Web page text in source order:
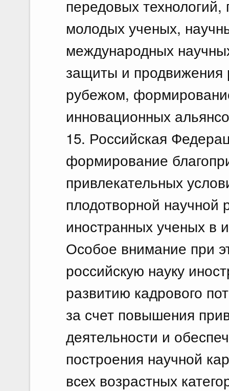
передовых
молодых ученых,
международных
защиты и продвижения
рубежом,
инновационных
15. Российская
формирование
привлекательных
плодотворной научной
иностранных ученых в
Особое внимание при
российскую науку
развитию кадрового
за счет повышения
деятельности и
построения научной
всех возрастных